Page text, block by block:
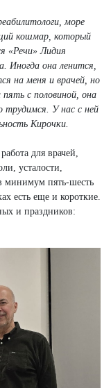
море
кошмар, который
«Речи» Лидия
Иногда она ленится,
на меня и врачей, но
с половиной, она
трудимся. У нас с ней
Кирочки.
для врачей,
усталости,
минимум пять-шесть
есть еще и короткие.
и праздников: